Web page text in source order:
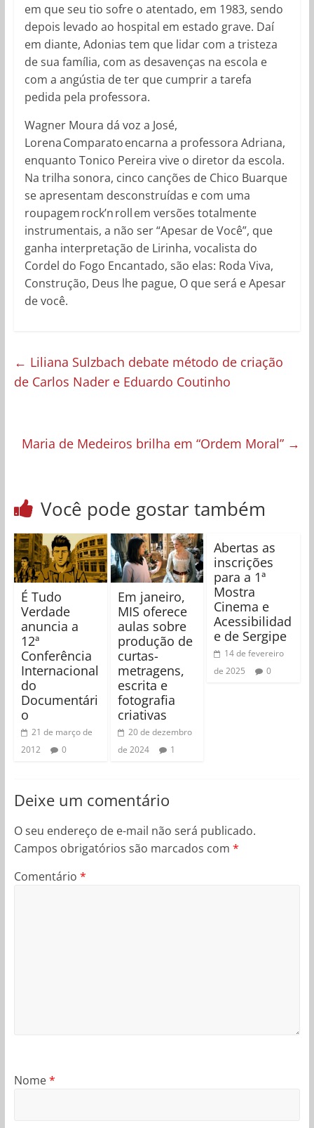
em que seu tio sofre o atentado, em 1983, sendo
depois levado ao hospital em estado grave. Daí
em diante, Adonias tem que lidar com a tristeza
de sua família, com as desavenças na escola e
com a angústia de ter que cumprir a tarefa
pedida pela professora.
Wagner Moura dá voz a José,
Lorena Comparato encarna a professora Adriana,
enquanto Tonico Pereira vive o diretor da escola.
Na trilha sonora, cinco canções de Chico Buarque
se apresentam desconstruídas e com uma
roupagem rock’n roll em versões totalmente
instrumentais, a não ser “Apesar de Você”, que
ganha interpretação de Lirinha, vocalista do
Cordel do Fogo Encantado, são elas: Roda Viva,
Construção, Deus lhe pague, O que será e Apesar
de você.
← Liliana Sulzbach debate método de criação
de Carlos Nader e Eduardo Coutinho
Maria de Medeiros brilha em “Ordem Moral” →
Você pode gostar também
É Tudo
Verdade
anuncia a
12ª
Conferência
Internacional
do
Documentári
o
21 de março de
2012
0
Em janeiro,
MIS oferece
aulas sobre
produção de
curtas-
metragens,
escrita e
fotografia
criativas
20 de dezembro
de 2024
1
Abertas as
inscrições
para a 1ª
Mostra
Cinema e
Acessibilidad
e de Sergipe
14 de fevereiro
de 2025
0
Deixe um comentário
O seu endereço de e-mail não será publicado.
Campos obrigatórios são marcados com *
Comentário *
Nome*